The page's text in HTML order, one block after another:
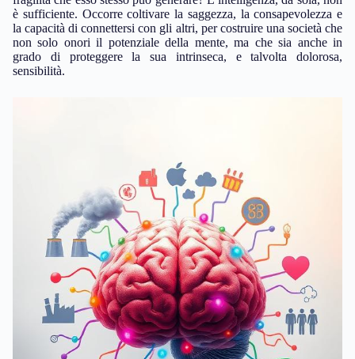
È tempo di riflettere: in un mondo che sembra premiare
incessantemente l’efficienza cognitiva, siamo davvero in grado di
accogliere la complessità della mente umana in tutte le sue
sfumature? O il nostro stesso progresso ci sta rendendo ciechi alle